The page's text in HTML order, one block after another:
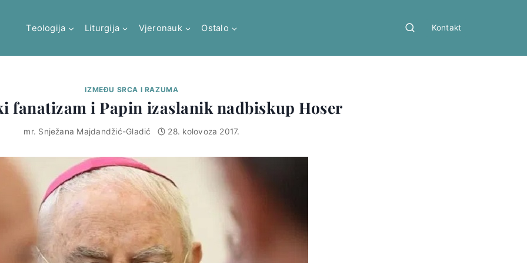
Teologija Liturgija Vjeronauk Ostalo Kontakt
IZMEĐU SRCA I RAZUMA
fanatizam i Papin izaslanik nadbiskup Hoser
mr. Snježana Majdandžić-Gladić 28. kolovoza 2017.